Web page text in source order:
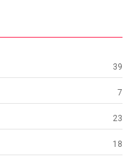
39
7
23
18